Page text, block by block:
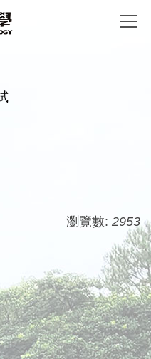
瀏覽數: 2953